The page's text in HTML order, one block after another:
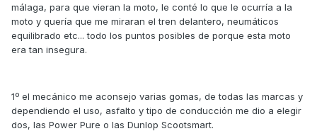
málaga, para que vieran la moto, le conté lo que le ocurría a la
moto y quería que me miraran el tren delantero, neumáticos
equilibrado etc... todo los puntos posibles de porque esta moto
era tan insegura.
1º el mecánico me aconsejo varias gomas, de todas las marcas y
dependiendo el uso, asfalto y tipo de conducción me dio a elegir
dos, las Power Pure o las Dunlop Scootsmart.